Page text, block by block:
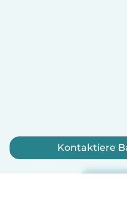
Kontaktiere